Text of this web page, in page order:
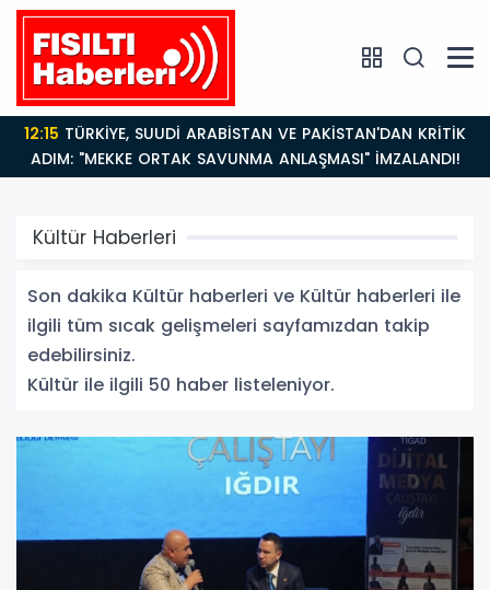
14:21BAKAN GÜRLEK’TEN TİGAD ÇALIŞTAYINDA Çarpıcı
AÇIKLAMALAR: "Pazar Günü Yeni Bir Aydınlığa
Uyanacağız"
Kültür Haberleri
Son dakika Kültür haberleri ve Kültür haberleri ile
ilgili tüm sıcak gelişmeleri sayfamızdan takip
edebilirsiniz.
Kültür ile ilgili 50 haber listeleniyor.